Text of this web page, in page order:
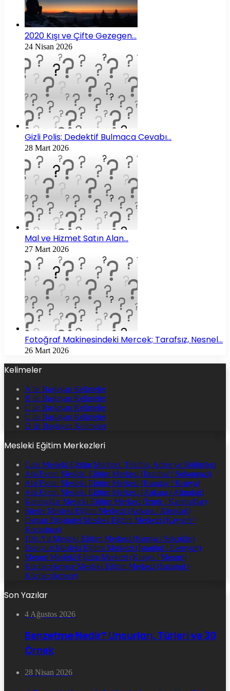
2020 Kışı ve Çifte Gezegen…
24 Nisan 2026
Gizli Polis; Dedektif Bulmaca Cevabı…
28 Mart 2026
Mal ve Hizmet Satın Alan…
27 Mart 2026
Fotoğraf Makinesindeki Mercek; Tarafsız, Nesnel…
26 Mart 2026
Kelimeler
A ile Başlayan Kelimeler
B ile Başlayan Kelimeler
C ile Başlayan Kelimeler
Ç ile Başlayan Kelimeler
D ile Başlayan Kelimeler
Mesleki Eğitim Merkezleri
Gazi Mesleki Eğitim Merkezi: Telefon, Adres ve Bölümleri
Ahi Evren Mesleki Eğitim Merkezi (İstanbul / Sultangazi)
Ahi Evran Mesleki Eğitim Merkezi (Karatay / Konya)
Ahi Evran Mesleki Eğitim Merkezi (Ankara / Altındağ)
Karabağlar Mesleki Eğitim Merkezi (İzmir / Karabağlar)
Siteler Mesleki Eğitim Merkezi (Ankara / Altındağ)
Osman Düşüngel Mesleki Eğitim Merkezi (Kayseri /
Kocasinan)
100. Yıl Mesleki Eğitim Merkezi (Konya / Selçuklu)
Esenyurt Mesleki Eğitim Merkezi (İstanbul / Esenyurt)
Meram Mesleki Eğitim Merkezi (Konya / Meram)
Küçükçekmece Mesleki Eğitim Merkezi (İstanbul /
Küçükçekmece)
Son Yazılar
4 Ağustos 2026
Benzetme Nedir? Unsurları, Türleri ve 30
Örnek
28 Nisan 2026